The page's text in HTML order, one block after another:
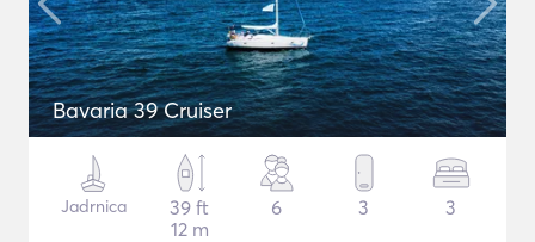
Bavaria 39 Cruiser
Jadrnica
39 ft
12 m
6 3 3